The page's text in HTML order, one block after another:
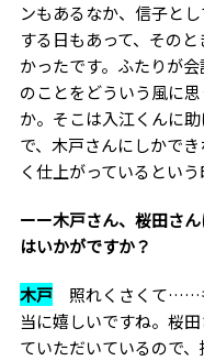
ンもあるなか、信子と
する日もあって、その
かったです。ふたりが
のことをどういう風に
か。そこは入江くんに
で、木戸さんにしかで
く仕上がっているとい
ーー木戸さん、桜田さ
はいかがですか？
木戸
照れくさくて……
当に嬉しいですね。桜
ていただいているので